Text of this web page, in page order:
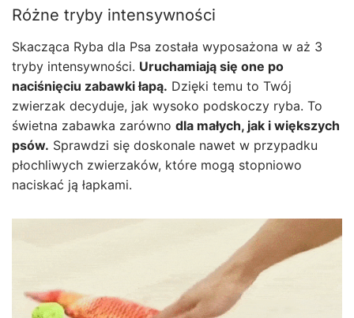
Różne tryby intensywności
Skacząca Ryba dla Psa została wyposażona w aż 3
tryby intensywności. Uruchamiają się one po
naciśnięciu zabawki łapą. Dzięki temu to Twój
zwierzak decyduje, jak wysoko podskoczy ryba. To
świetna zabawka zarówno dla małych, jak i większych
psów. Sprawdzi się doskonale nawet w przypadku
płochliwych zwierzaków, które mogą stopniowo
naciskać ją łapkami.